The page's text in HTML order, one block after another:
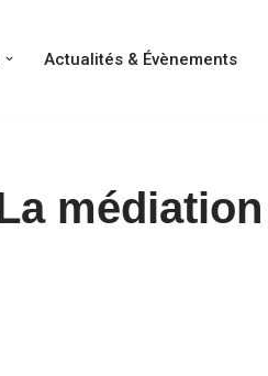
Actualités & Évènements
médiation